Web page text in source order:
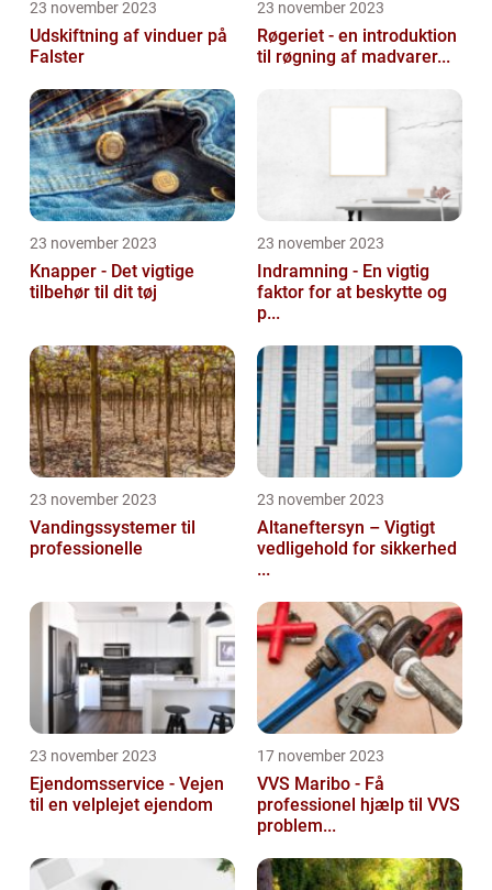
23 november 2023
Udskiftning af vinduer på
Falster
23 november 2023
Røgeriet - en introduktion
til røgning af madvarer...
23 november 2023
Knapper - Det vigtige
tilbehør til dit tøj
23 november 2023
Indramning - En vigtig
faktor for at beskytte og
p...
23 november 2023
Vandingssystemer til
professionelle
23 november 2023
Altaneftersyn – Vigtigt
vedligehold for sikkerhed
...
23 november 2023
Ejendomsservice - Vejen
til en velplejet ejendom
17 november 2023
VVS Maribo - Få
professionel hjælp til VVS
problem...